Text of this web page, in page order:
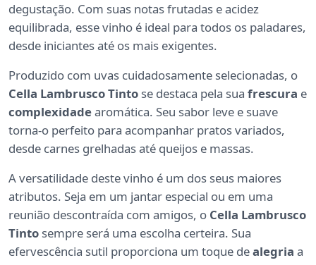
degustação. Com suas notas frutadas e acidez
equilibrada, esse vinho é ideal para todos os paladares,
desde iniciantes até os mais exigentes.
Produzido com uvas cuidadosamente selecionadas, o
Cella Lambrusco Tinto se destaca pela sua frescura e
complexidadearomática. Seu sabor leve e suave
torna-o perfeito para acompanhar pratos variados,
desde carnes grelhadas até queijos e massas.
A versatilidade deste vinho é um dos seus maiores
atributos. Seja em um jantar especial ou em uma
reunião descontraída com amigos, o Cella Lambrusco
Tinto sempre será uma escolha certeira. Sua
efervescência sutil proporciona um toque dealegria a